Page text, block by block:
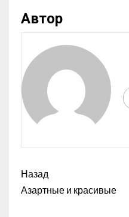
Автор
Назад
Азартные и красивые